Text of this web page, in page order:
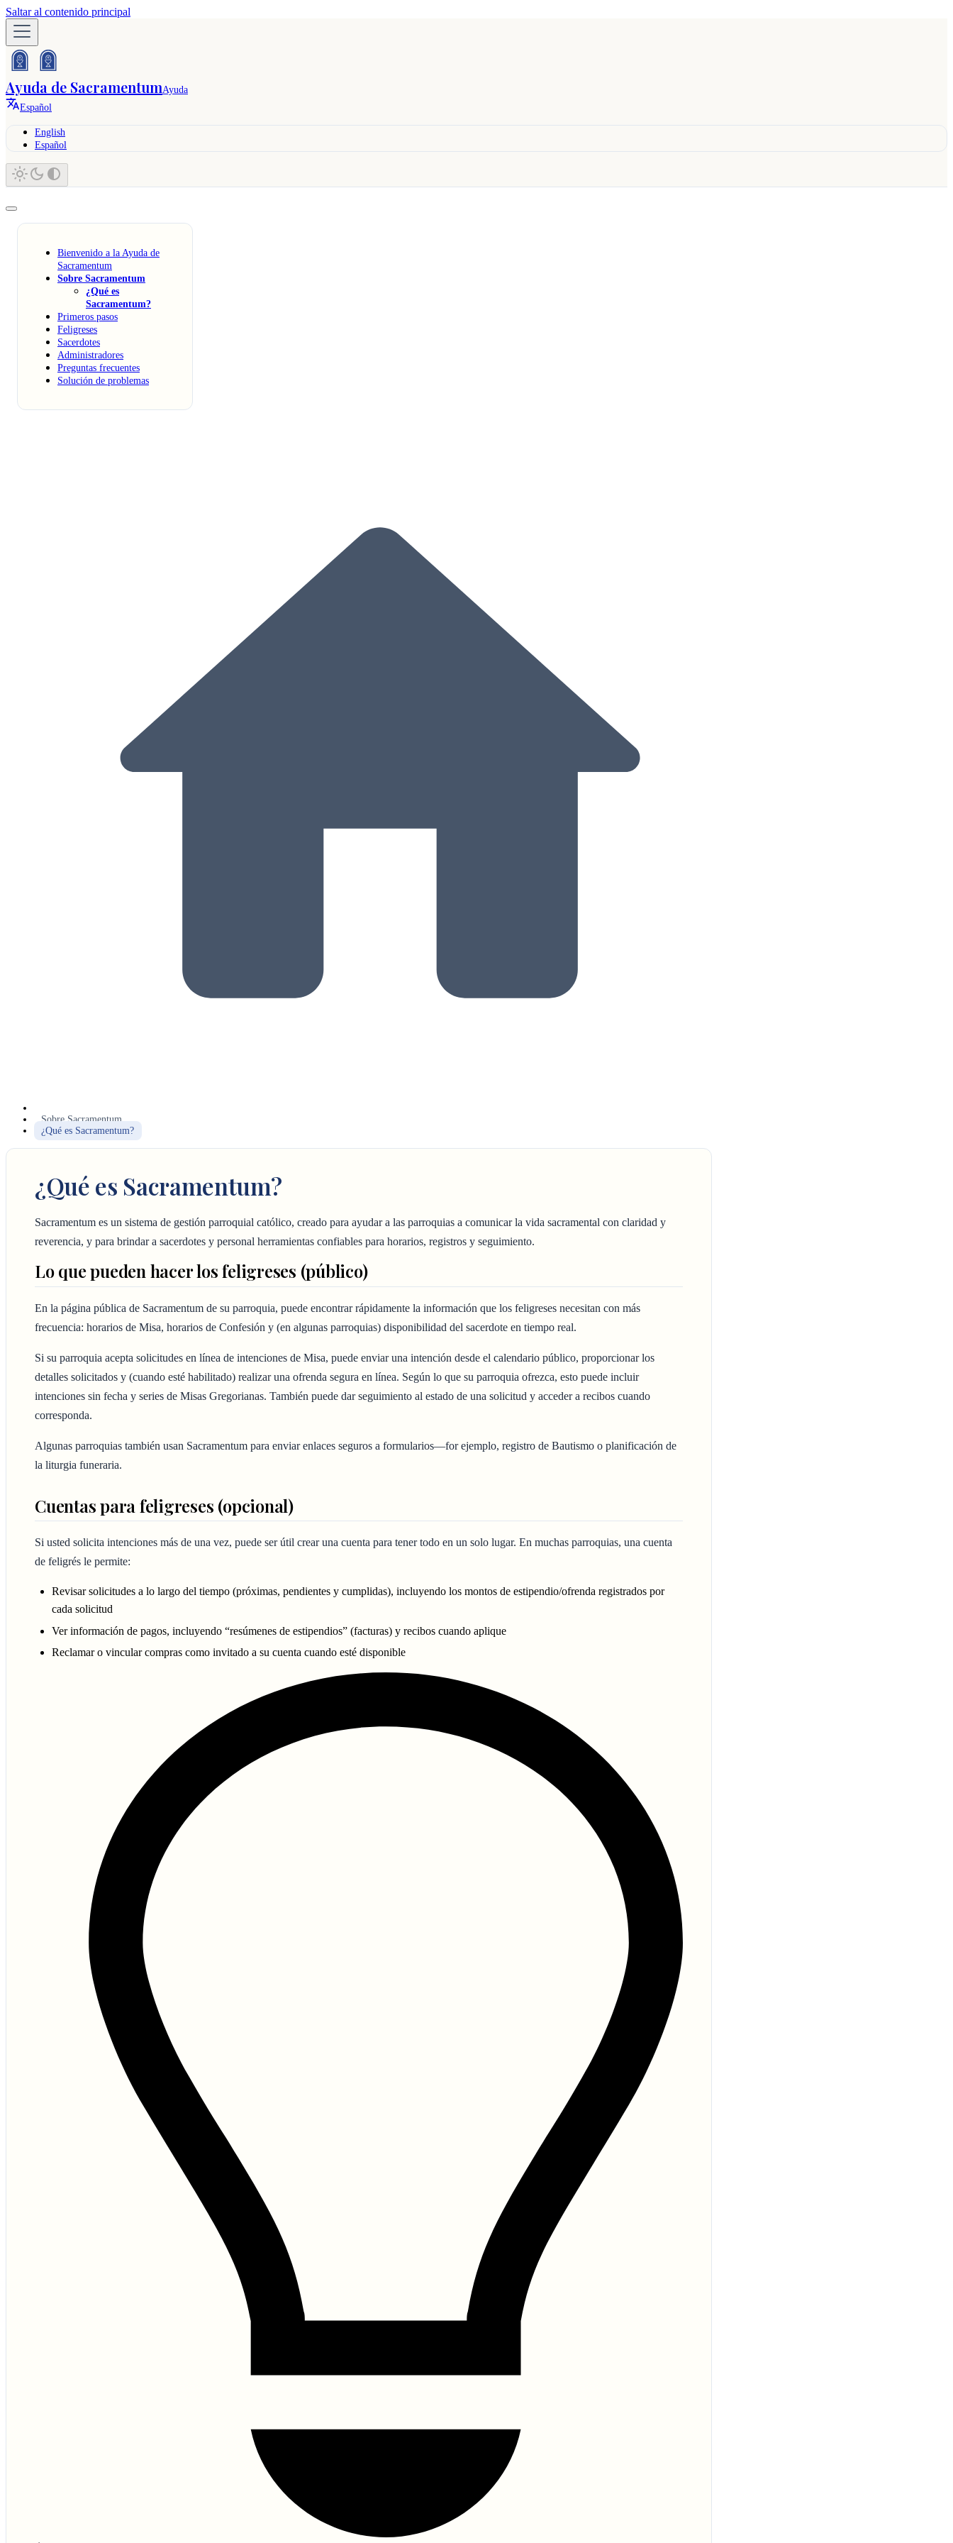
Saltar al contenido principal
Ayuda de SacramentumAyuda
Español
English
Español
Bienvenido a la Ayuda de
Sacramentum
Sobre Sacramentum
¿Qué es
Sacramentum?
Primeros pasos
Feligreses
Sacerdotes
Administradores
Preguntas frecuentes
Solución de problemas
Sobre Sacramentum
¿Qué es Sacramentum?
¿Qué es Sacramentum?
Sacramentum es un sistema de gestión parroquial católico, creado para ayudar a las parroquias a comunicar la vida sacramental con claridad y
reverencia, y para brindar a sacerdotes y personal herramientas confiables para horarios, registros y seguimiento.
Lo que pueden hacer los feligreses (público)
En la página pública de Sacramentum de su parroquia, puede encontrar rápidamente la información que los feligreses necesitan con más
frecuencia: horarios de Misa, horarios de Confesión y (en algunas parroquias) disponibilidad del sacerdote en tiempo real.
Si su parroquia acepta solicitudes en línea de intenciones de Misa, puede enviar una intención desde el calendario público, proporcionar los
detalles solicitados y (cuando esté habilitado) realizar una ofrenda segura en línea. Según lo que su parroquia ofrezca, esto puede incluir
intenciones sin fecha y series de Misas Gregorianas. También puede dar seguimiento al estado de una solicitud y acceder a recibos cuando
corresponda.
Algunas parroquias también usan Sacramentum para enviar enlaces seguros a formularios—for ejemplo, registro de Bautismo o planificación de
la liturgia funeraria.
Cuentas para feligreses (opcional)
Si usted solicita intenciones más de una vez, puede ser útil crear una cuenta para tener todo en un solo lugar. En muchas parroquias, una cuenta
de feligrés le permite:
Revisar solicitudes a lo largo del tiempo (próximas, pendientes y cumplidas), incluyendo los montos de estipendio/ofrenda registrados por
cada solicitud
Ver información de pagos, incluyendo “resúmenes de estipendios” (facturas) y recibos cuando aplique
Reclamar o vincular compras como invitado a su cuenta cuando esté disponible